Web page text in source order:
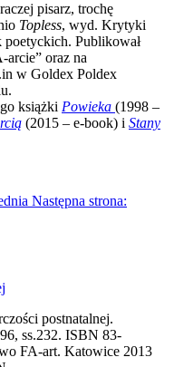
pisarz, trochę
Topless, wyd. Krytyki
Publikował
arcie” oraz na
w Goldex Poldex
książki Powieka (1998 –
(2015 – e-book) i Stany
Następna strona:
postnatalnej.
ss.232. ISBN 83-
FA-art. Katowice 2013